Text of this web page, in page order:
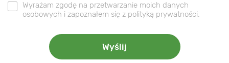
Wyrażam zgodę na przetwarzanie moich danych
osobowych i zapoznałem się z polityką prywatności.